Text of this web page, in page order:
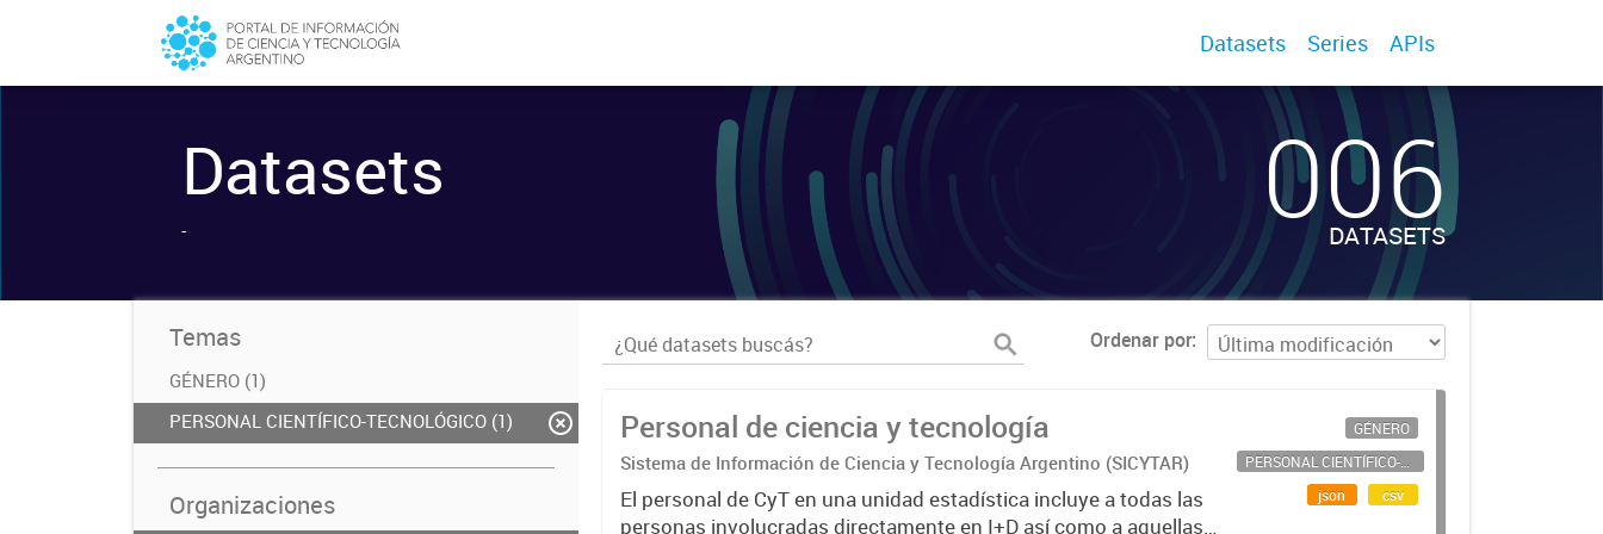
Datasets Series APIs
Datasets
- 006
DATASETS
Temas
GÉNERO (1)
PERSONAL CIENTÍFICO-TECNOLÓGICO (1)
Organizaciones
Ordenar por
Personal de ciencia y tecnología
Sistema de Información de Ciencia y Tecnología Argentino (SICYTAR)
El personal de CyT en una unidad estadística incluye a todas las
personas involucradas directamente en I+D así como a aquellas
GÉNERO
PERSONAL CIENTÍFICO-TECNOLÓGICO
json
csv